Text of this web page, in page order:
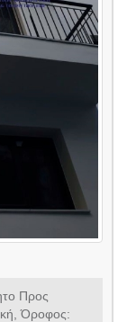
Προς
Όροφος: